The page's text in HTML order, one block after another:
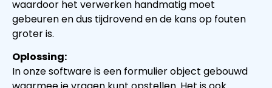
waardoor het verwerken handmatig moet
gebeuren en dus tijdrovend en de kans op fouten
groter is.
Oplossing:
In onze software is een formulier object gebouwd